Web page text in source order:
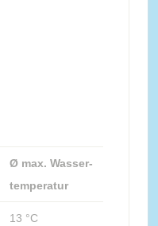
Ø max. Wasser-
temperatur
13 °C